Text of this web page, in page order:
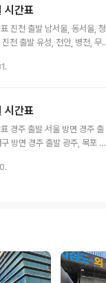
시간표
진천 출발 남서울, 동서울, 청
천 출발 유성, 천안, 병천, 무
발 남부부터미널, 동서울 방
: 충북 진천군 진천읍 벽암
시간표
경주 출발 서울 방면 경주 출
방면 경주 출발 광주, 목포 방